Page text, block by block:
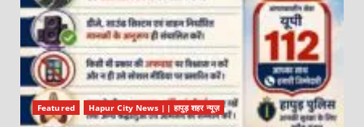
Featured Hapur City News || हापुड़ शहर न्यूज़